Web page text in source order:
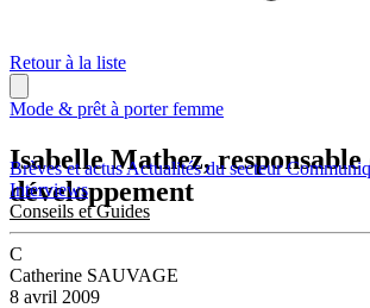
Brèves et actusActualités du secteur
Interviews
Conseils et Guides
Retour à la liste
Mode & prêt à porter femme
Isabelle Mathez, responsable
développement
C
Catherine SAUVAGE
8 avril 2009